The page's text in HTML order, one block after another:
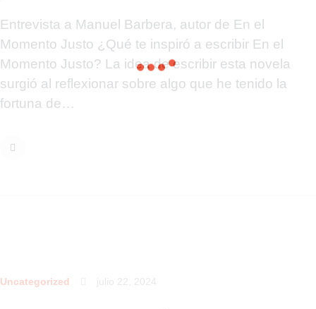
Entrevista a Manuel Barbera, autor de En el
Momento Justo ¿Qué te inspiró a escribir En el
Momento Justo? La idea de escribir esta novela
surgió al reflexionar sobre algo que he tenido la
fortuna de…
Uncategorized julio 22, 2024